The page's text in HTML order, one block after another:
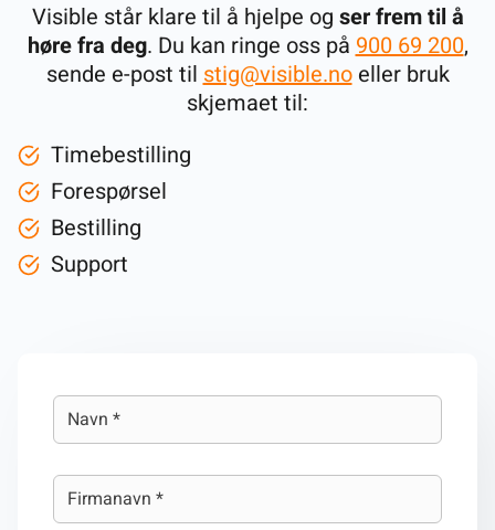
Visible står klare til å hjelpe og ser frem til å
høre fra deg. Du kan ringe oss på900 69 200,
sende e-post tilstig@visible.noeller bruk
skjemaet til:
Timebestilling
Forespørsel
Bestilling
Support